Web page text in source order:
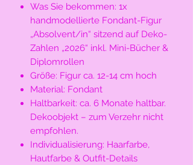
Was Sie bekommen: 1x
handmodellierte Fondant-Figur
„Absolvent/in“ sitzend auf Deko-
Zahlen „2026“ inkl. Mini-Bücher &
Diplomrollen
Größe: Figur ca. 12-14 cm hoch
Material: Fondant
Haltbarkeit: ca. 6 Monate haltbar.
Dekoobjekt – zum Verzehr nicht
empfohlen.
Individualisierung: Haarfarbe,
Hautfarbe & Outfit-Details